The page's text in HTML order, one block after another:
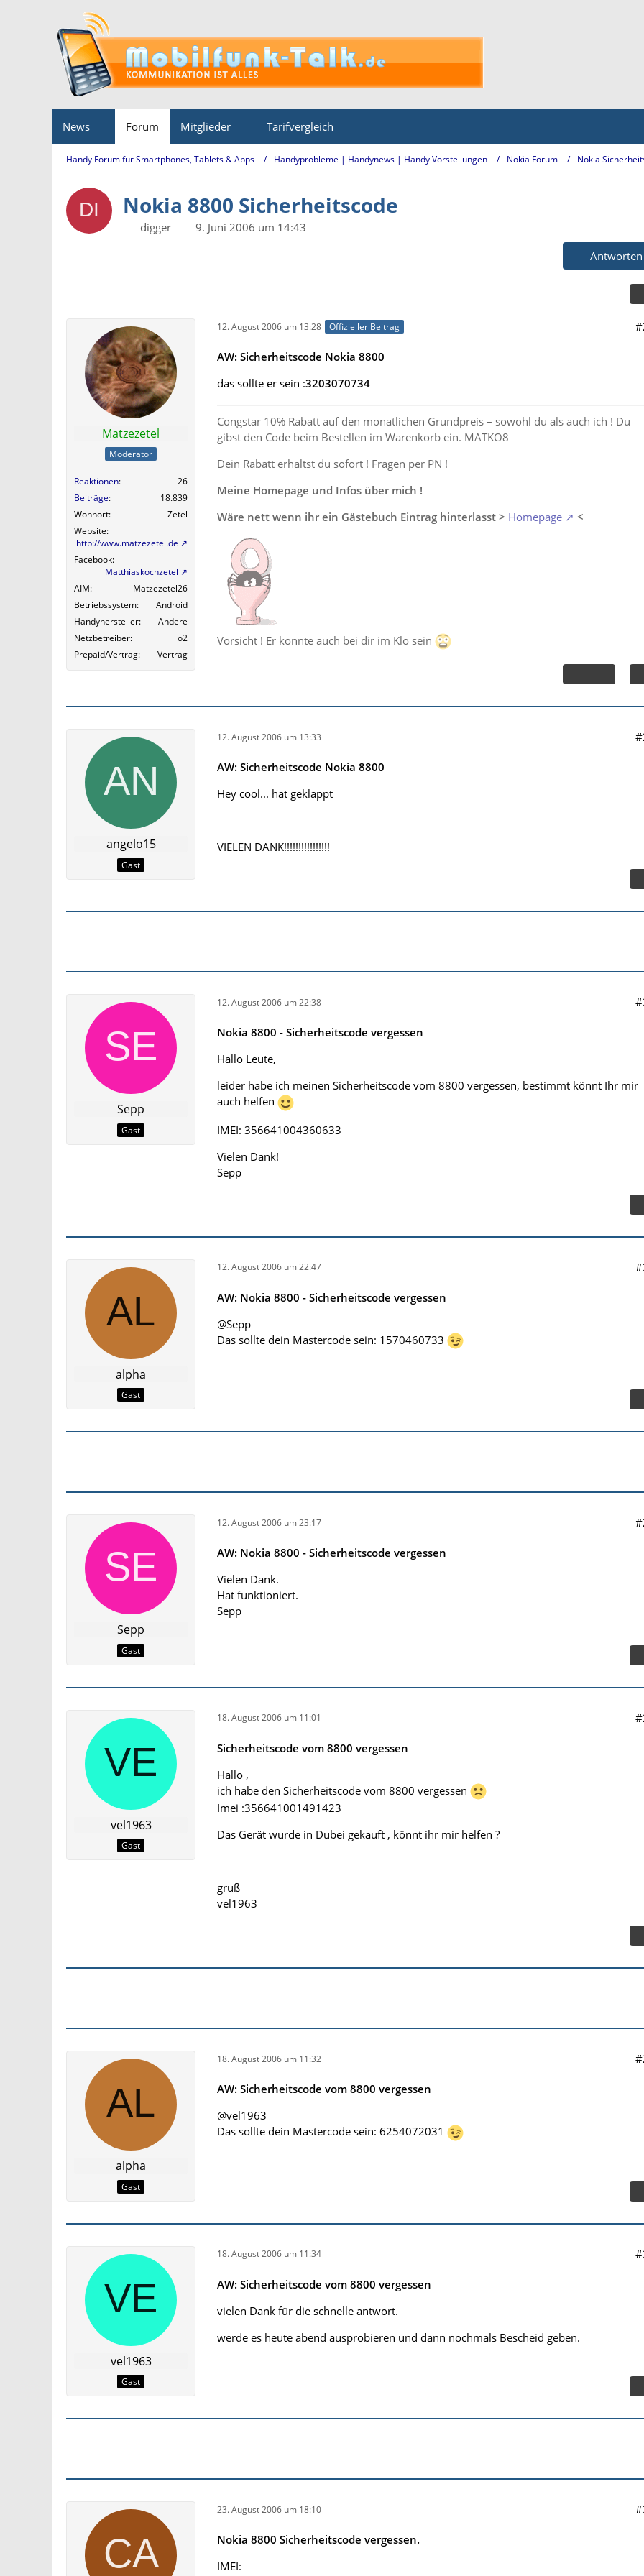
News Forum Mitglieder Tarifvergleich
Handy Forum für Smartphones, Tablets & Apps Handyprobleme | Handynews | Handy Vorstellungen Nokia Forum Nokia
Nokia 8800 Sicherheitscode
digger
9. Juni 2006 um 14:43
Antworten
Matzezetel
Moderator
Reaktionen
26
Beiträge
18.839
Wohnort
Zetel
Website
http://www.matzezetel.de
Facebook
Matthiaskochzetel
AIM
Matzezetel26
Betriebssystem
Android
Handyhersteller
Andere
Netzbetreiber
o2
Prepaid/Vertrag
Vertrag
12. August 2006 um 13:28 Offizieller Beitrag
AW: Sicherheitscode Nokia 8800
das sollte er sein :3203070734
Congstar 10% Rabatt auf den monatlichen Grundpreis – sowohl du als auch ich ! Du
gibst den Code beim Bestellen im Warenkorb ein. MATKO8
Dein Rabatt erhältst du sofort ! Fragen per PN !
Meine Homepage und Infos über mich !
Wäre nett wenn ihr ein Gästebuch Eintrag hinterlasst > Homepage <
Vorsicht ! Er könnte auch bei dir im Klo sein
angelo15
Gast
12. August 2006 um 13:33
AW: Sicherheitscode Nokia 8800
Hey cool... hat geklappt
VIELEN DANK!!!!!!!!!!!!!!!!
Sepp
Gast
12. August 2006 um 22:38
Nokia 8800 - Sicherheitscode vergessen
Hallo Leute,
leider habe ich meinen Sicherheitscode vom 8800 vergessen, bestimmt könnt Ihr mir
auch helfen
IMEI: 356641004360633
Vielen Dank!
Sepp
alpha
Gast
12. August 2006 um 22:47
AW: Nokia 8800 - Sicherheitscode vergessen
@Sepp
Das sollte dein Mastercode sein: 1570460733
Sepp
Gast
12. August 2006 um 23:17
AW: Nokia 8800 - Sicherheitscode vergessen
Vielen Dank.
Hat funktioniert.
Sepp
vel1963
Gast
18. August 2006 um 11:01
Sicherheitscode vom 8800 vergessen
Hallo ,
ich habe den Sicherheitscode vom 8800 vergessen
Imei :356641001491423
Das Gerät wurde in Dubei gekauft , könnt ihr mir helfen ?
gruß
vel1963
alpha
Gast
18. August 2006 um 11:32
AW: Sicherheitscode vom 8800 vergessen
@vel1963
Das sollte dein Mastercode sein: 6254072031
vel1963
Gast
18. August 2006 um 11:34
AW: Sicherheitscode vom 8800 vergessen
vielen Dank für die schnelle antwort.
werde es heute abend ausprobieren und dann nochmals Bescheid geben.
23. August 2006 um 18:10
Nokia 8800 Sicherheitscode vergessen.
IMEI: